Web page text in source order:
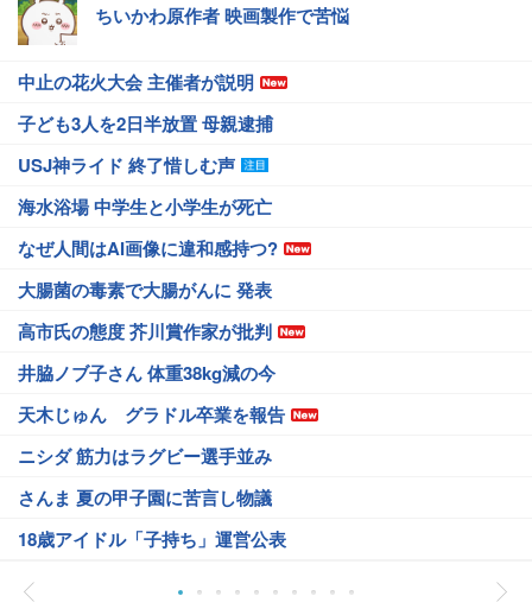
ちいかわ原作者 映画製作で苦悩
中止の花火大会 主催者が説明
子ども3人を2日半放置 母親逮捕
USJ神ライド 終了惜しむ声
海水浴場 中学生と小学生が死亡
なぜ人間はAI画像に違和感持つ?
大腸菌の毒素で大腸がんに 発表
高市氏の態度 芥川賞作家が批判
井脇ノブ子さん 体重38kg減の今
天木じゅん グラドル卒業を報告
ニシダ 筋力はラグビー選手並み
さんま 夏の甲子園に苦言し物議
18歳アイドル「子持ち」運営公表